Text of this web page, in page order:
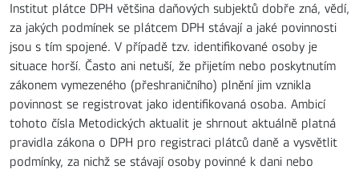
Institut plátce DPH většina daňových subjektů dobře zná, vědí,
za jakých podmínek se plátcem DPH stávají a jaké povinnosti
jsou s tím spojené. V případě tzv. identifikované osoby je
situace horší. Často ani netuší, že přijetím nebo poskytnutím
zákonem vymezeného (přeshraničního) plnění jim vznikla
povinnost se registrovat jako identifikovaná osoba. Ambicí
tohoto čísla Metodických aktualit je shrnout aktuálně platná
pravidla zákona o DPH pro registraci plátců daně a vysvětlit
podmínky, za nichž se stávají osoby povinné k dani nebo